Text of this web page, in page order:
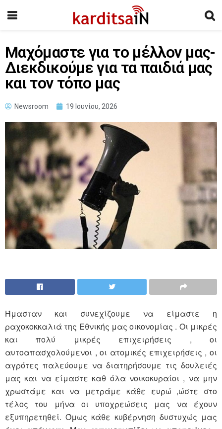
Μαχόμαστε για το μέλλον μας-
Διεκδικούμε για τα παιδιά μας
και τον τόπο μας
Newsroom 19 Ιουνίου, 2026
Ήμασταν και συνεχίζουμε να είμαστε η
ραχοκοκκαλιά της Εθνικής μας οικονομίας . Οι μικρές
και πολύ μικρές επιχειρήσεις , οι
αυτοαπασχολούμενοι , οι ατομικές επιχειρήσεις , οι
αγρότες παλεύουμε να διατηρήσουμε τις δουλειές
μας και να είμαστε καθ όλα νοικοκυραίοι , να μην
χρωστάμε και να μετράμε κάθε ευρώ ,ώστε στο
τέλος του μήνα οι υποχρεώσεις μας να έχουν
εξυπηρετηθεί. Όμως κάθε κυβέρνηση δυστυχώς μας